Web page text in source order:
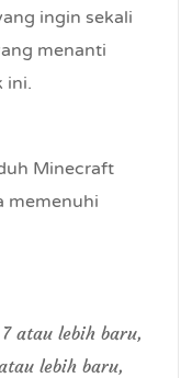
ingin sekali
menanti
ini.
Minecraft
memenuhi
atau lebih baru,
lebih baru,